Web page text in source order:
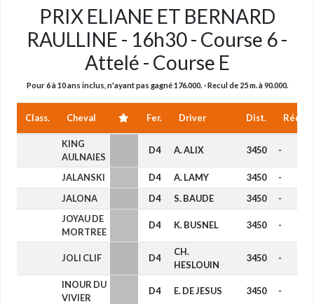
PRIX ELIANE ET BERNARD
RAULLINE - 16h30 - Course 6 -
Attelé - Course E
Pour 6 à 10 ans inclus, n'ayant pas gagné 176.000. - Recul de 25 m. à 90.000.
Class. Cheval Fer. Driver Dist.
KING
AULNAIES
D4 A. ALIX 3450 -
JALANSKI D4 A. LAMY 3450
-
JALONA
D4 S. BAUDE 3450
-
JOYAU DE
MORTREE
D4 K. BUSNEL 3450 -
JOLI CLIF D4
CH.
HESLOUIN
3450 -
INOUR DU
VIVIER
D4 E. DE JESUS 3450 -